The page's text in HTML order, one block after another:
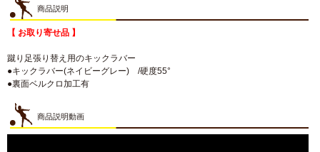
商品説明
【 お取り寄せ品 】
蹴り足張り替え用のキックラバー
●キックラバー(ネイビーグレー) /硬度55°
●裏面ベルクロ加工有
商品説明動画